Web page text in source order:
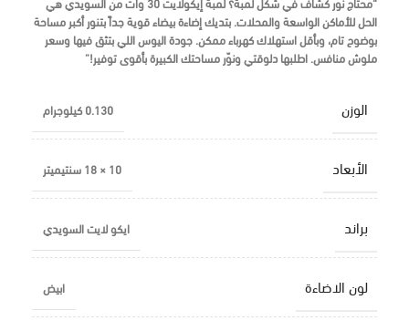
الحل للأماكن الواسعة والمحلات. بتديك إضاءة بيضاء قوية جداً بتنور أكبر مساحة
بوضوح تام، وبأقل استهلاك كهرباء ممكن. جودة اليوس اللي بتثق فيها وسعر
ملوش منافس. اطلبها دلوقتي ونوّر مساحتك الكبيرة بأقوى توفير!”
الوزن 0.130 كيلوجرام
الأبعاد 10 × 18 سنتيميتر
براند ايكو لايت السويدي
لون الاضاءة ابيض